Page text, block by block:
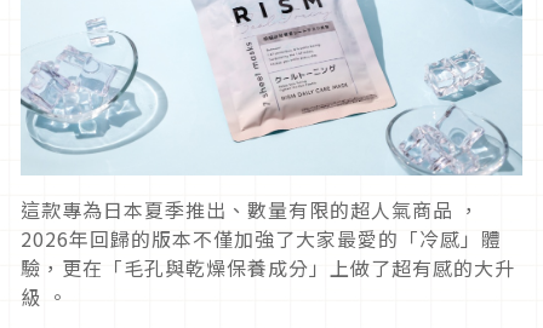
這款專為日本夏季推出、數量有限的超人氣商品 ，
2026年回歸的版本不僅加強了大家最愛的「冷感」體
驗，更在「毛孔與乾燥保養成分」上做了超有感的大升
級 。